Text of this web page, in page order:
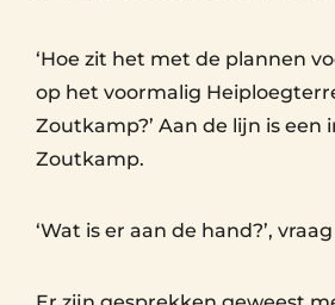
‘Hoe zit het met de plannen
op het voormalig
Zoutkamp?’ Aan de lijn is een
Zoutkamp.
‘Wat is er aan de hand?’,